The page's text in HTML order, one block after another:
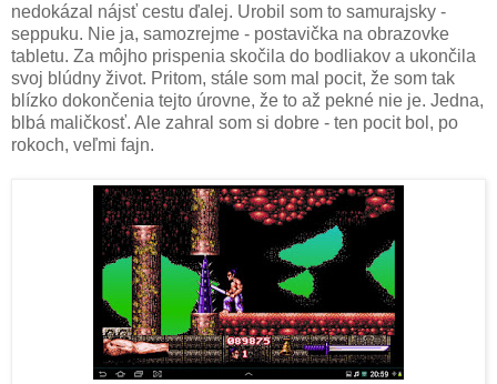
nedokázal nájsť cestu ďalej. Urobil som to samurajsky -
seppuku. Nie ja, samozrejme - postavička na obrazovke
tabletu. Za môjho prispenia skočila do bodliakov a ukončila
svoj blúdny život. Pritom, stále som mal pocit, že som tak
blízko dokončenia tejto úrovne, že to až pekné nie je. Jedna,
blbá maličkosť. Ale zahral som si dobre - ten pocit bol, po
rokoch, veľmi fajn.